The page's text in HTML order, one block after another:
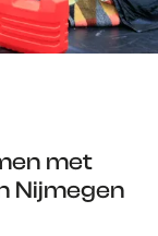
met
Nijmegen